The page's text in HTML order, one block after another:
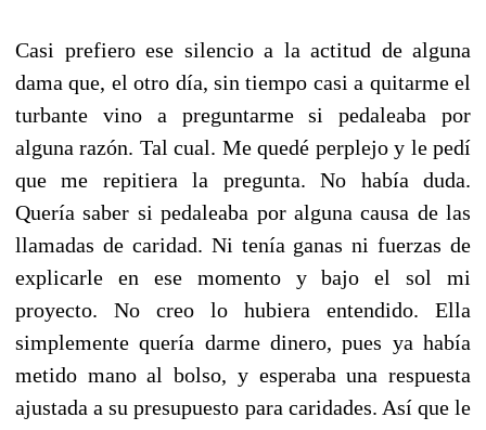
Casi prefiero ese silencio a la actitud de alguna
dama que, el otro día, sin tiempo casi a quitarme el
turbante vino a preguntarme si pedaleaba por
alguna razón. Tal cual. Me quedé perplejo y le pedí
que me repitiera la pregunta. No había duda.
Quería saber si pedaleaba por alguna causa de las
llamadas de caridad. Ni tenía ganas ni fuerzas de
explicarle en ese momento y bajo el sol mi
proyecto. No creo lo hubiera entendido. Ella
simplemente quería darme dinero, pues ya había
metido mano al bolso, y esperaba una respuesta
ajustada a su presupuesto para caridades. Así que le